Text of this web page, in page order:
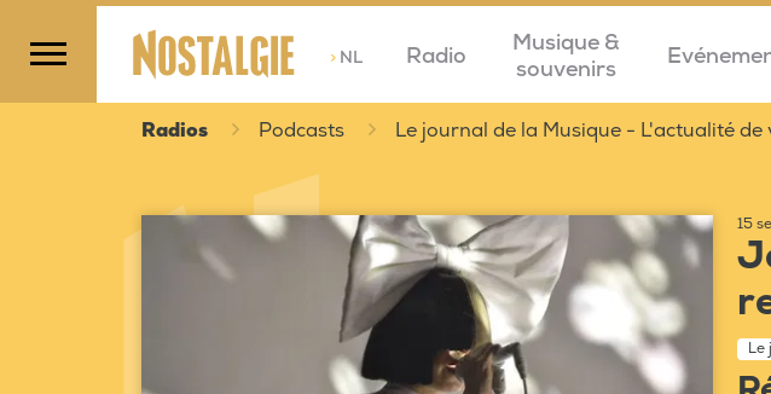
>NL Radio
Musique &
souvenirs
Radios Podcasts Le journal de la Musique - L'actualité
15
Le